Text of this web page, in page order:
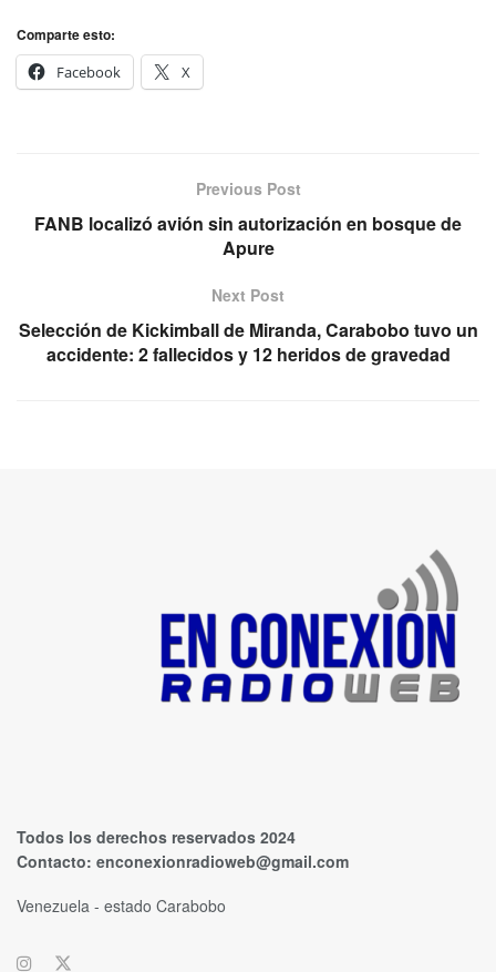
Comparte esto:
Facebook
X
Previous Post
FANB localizó avión sin autorización en bosque de
Apure
Next Post
Selección de Kickimball de Miranda, Carabobo tuvo un
accidente: 2 fallecidos y 12 heridos de gravedad
Todos los derechos reservados 2024
Contacto: enconexionradioweb@gmail.com
Venezuela - estado Carabobo